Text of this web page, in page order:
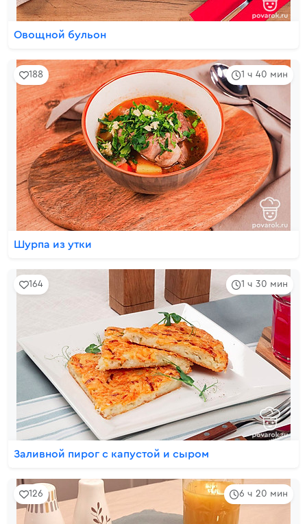
Овощной бульон
1 ч 40 мин
188
Шурпа из утки
1 ч 30 мин
164
Заливной пирог с капустой и сыром
6 ч 20 мин
126